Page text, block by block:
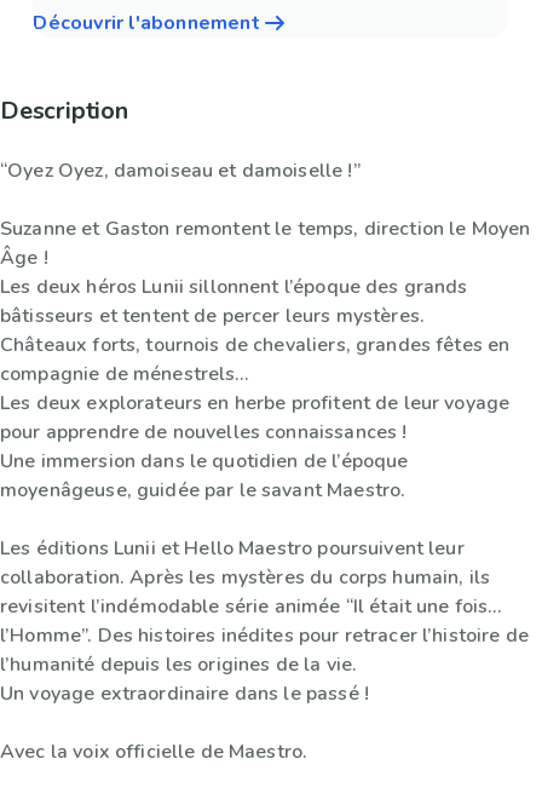
Découvrir l'abonnement
Description
“Oyez Oyez, damoiseau et damoiselle !”
Suzanne et Gaston remontent le temps, direction le Moyen
Âge !
Les deux héros Lunii sillonnent l’époque des grands
bâtisseurs et tentent de percer leurs mystères.
Châteaux forts, tournois de chevaliers, grandes fêtes en
compagnie de ménestrels…
Les deux explorateurs en herbe profitent de leur voyage
pour apprendre de nouvelles connaissances !
Une immersion dans le quotidien de l’époque
moyenâgeuse, guidée par le savant Maestro.
Les éditions Lunii et Hello Maestro poursuivent leur
collaboration. Après les mystères du corps humain, ils
revisitent l’indémodable série animée “Il était une fois…
l’Homme”. Des histoires inédites pour retracer l’histoire de
l’humanité depuis les origines de la vie.
Un voyage extraordinaire dans le passé !
Avec la voix officielle de Maestro.